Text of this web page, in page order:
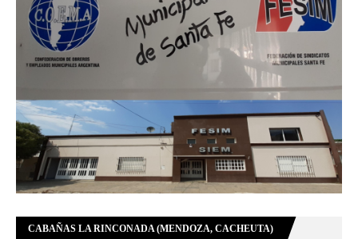
CABAÑAS LA RINCONADA (MENDOZA, CACHEUTA)